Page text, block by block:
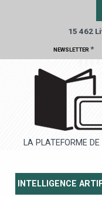
15 462
NEWSLETTER *
LA PLATEFORME DE
INTELLIGENCE